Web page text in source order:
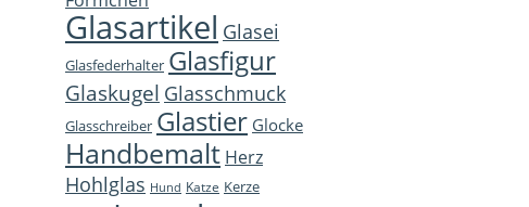
Glasartikel Glasei
Glasfederhalter Glasfigur
Glaskugel Glasschmuck
Glasschreiber Glastier Glocke
Handbemalt Herz
Hohlglas Hund Katze Kerze